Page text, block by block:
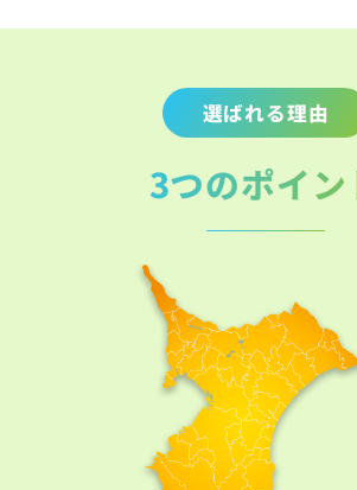
選ばれる理由
3つのポイン